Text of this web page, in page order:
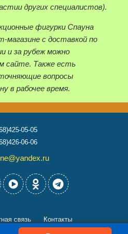
других специалистов).
фигурки Спауна
магазине с доставкой по
и за рубеж можно
сайте. Также есть
вопросы
в рабочее время.
05-05
06-06
связь Контакты